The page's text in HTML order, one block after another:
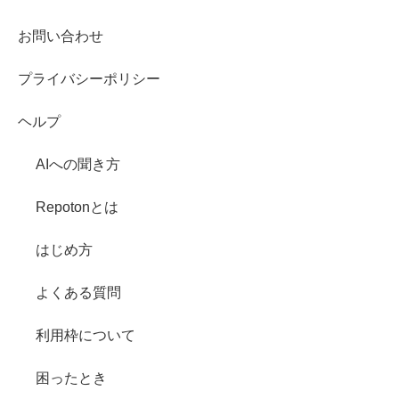
お問い合わせ
プライバシーポリシー
ヘルプ
AIへの聞き方
Repotonとは
はじめ方
よくある質問
利用枠について
困ったとき